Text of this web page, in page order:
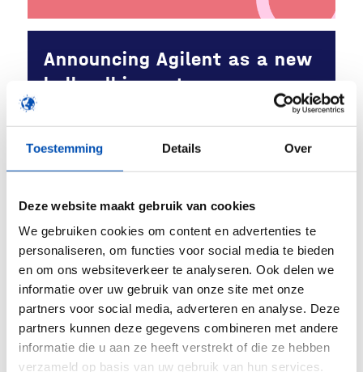
Toestemming Details Over
Deze website maakt gebruik van cookies
We gebruiken cookies om content en advertenties te
personaliseren, om functies voor social media te bieden
en om ons websiteverkeer te analyseren. Ook delen we
informatie over uw gebruik van onze site met onze
partners voor social media, adverteren en analyse. Deze
partners kunnen deze gegevens combineren met andere
informatie die u aan ze heeft verstrekt of die ze hebben
verzameld op basis van uw gebruik van hun services.
Announcing Agilent as a new
hollandbio partner
WBSO: De katalysator voor
Nederlandse innovatie
30 juni 2026
Immunisatie voor een